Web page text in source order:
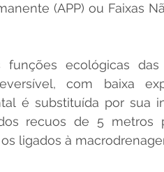
(APP) ou Faixas
ecológicas das
com baixa
é substituída por sua
recuos de 5 metros
ligados à